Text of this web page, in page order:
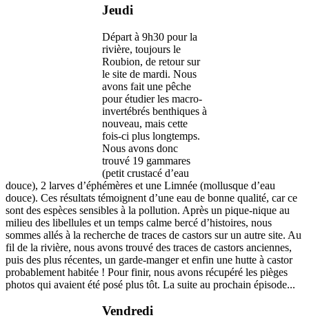
Jeudi
Départ à 9h30 pour la
rivière, toujours le
Roubion, de retour sur
le site de mardi. Nous
avons fait une pêche
pour étudier les macro-
invertébrés benthiques à
nouveau, mais cette
fois-ci plus longtemps.
Nous avons donc
trouvé 19 gammares
(petit crustacé d’eau
douce), 2 larves d’éphémères et une Limnée (mollusque d’eau
douce). Ces résultats témoignent d’une eau de bonne qualité, car ce
sont des espèces sensibles à la pollution. Après un pique-nique au
milieu des libellules et un temps calme bercé d’histoires, nous
sommes allés à la recherche de traces de castors sur un autre site. Au
fil de la rivière, nous avons trouvé des traces de castors anciennes,
puis des plus récentes, un garde-manger et enfin une hutte à castor
probablement habitée ! Pour finir, nous avons récupéré les pièges
photos qui avaient été posé plus tôt. La suite au prochain épisode...
Vendredi